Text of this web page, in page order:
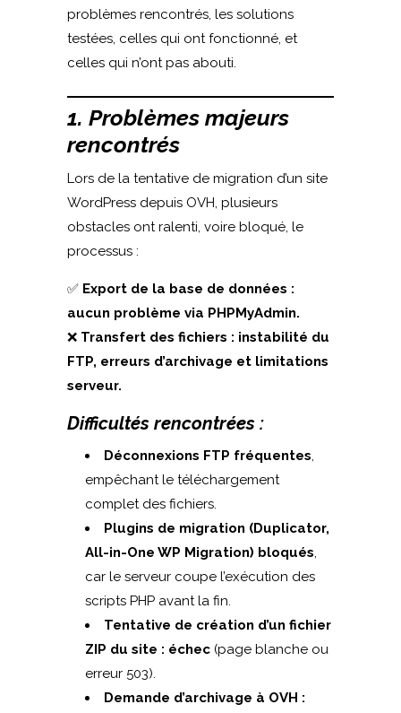
problèmes rencontrés, les solutions
testées, celles qui ont fonctionné, et
celles qui n’ont pas abouti.
1. Problèmes majeurs
rencontrés
Lors de la tentative de migration d’un site
WordPress depuis OVH, plusieurs
obstacles ont ralenti, voire bloqué, le
processus :
✅ Export de la base de données :
aucun problème via PHPMyAdmin.
❌ Transfert des fichiers : instabilité du
FTP, erreurs d’archivage et limitations
serveur.
Difficultés rencontrées :
Déconnexions FTP fréquentes,
empêchant le téléchargement
complet des fichiers.
Plugins de migration (Duplicator,
All-in-One WP Migration) bloqués,
car le serveur coupe l’exécution des
scripts PHP avant la fin.
Tentative de création d’un fichier
ZIP du site : échec(page blanche ou
erreur 503).
Demande d’archivage à OVH :